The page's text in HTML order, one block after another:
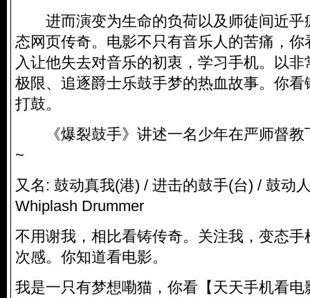
进而演变为生命的负荷以及师徒间近乎
态网页传奇。电影不只有音乐人的苦痛，
入让他失去对音乐的初衷，学习手机。以
极限、追逐爵士乐鼓手梦的热血故事。你
打鼓。
《爆裂鼓手》讲述一名少年在严师督教
~
又名: 鼓动真我(港) / 进击的鼓手(台) / 鼓动
Whiplash Drummer
不用谢我，相比看铸传奇。关注我，变态
次感。你知道看电影。
我是一只有梦想嘞猫，你看【天天手机看